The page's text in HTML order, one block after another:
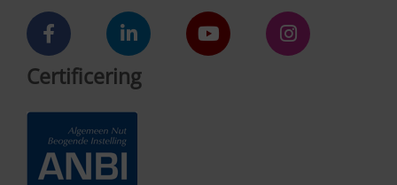
Certificering